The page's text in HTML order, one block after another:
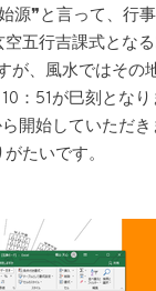
源❞と言って、行
五行吉課式とな
が、風水ではその
：51が巳刻となり
開始していただ
たいです。